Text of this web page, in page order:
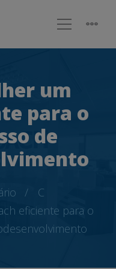
um
para o
de
C
eficiente para o